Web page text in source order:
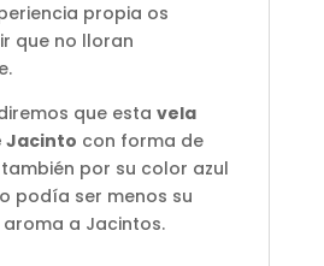
propia os
que no lloran
que esta vela
Jacinto con forma de
por su color azul
podía ser menos su
a Jacintos.